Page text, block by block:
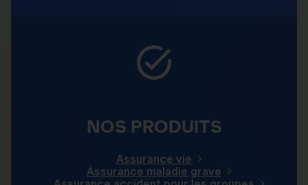
NOS PRODUITS
Assurance vie
Assurance maladie grave